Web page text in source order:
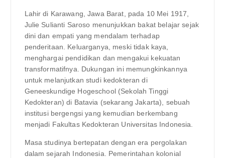
Lahir di Karawang, Jawa Barat, pada 10 Mei 1917,
Julie Sulianti Saroso menunjukkan bakat belajar sejak
dini dan empati yang mendalam terhadap
penderitaan. Keluarganya, meski tidak kaya,
menghargai pendidikan dan mengakui kekuatan
transformatifnya. Dukungan ini memungkinkannya
untuk melanjutkan studi kedokteran di
Geneeskundige Hogeschool (Sekolah Tinggi
Kedokteran) di Batavia (sekarang Jakarta), sebuah
institusi bergengsi yang kemudian berkembang
menjadi Fakultas Kedokteran Universitas Indonesia.
Masa studinya bertepatan dengan era pergolakan
dalam sejarah Indonesia. Pemerintahan kolonial